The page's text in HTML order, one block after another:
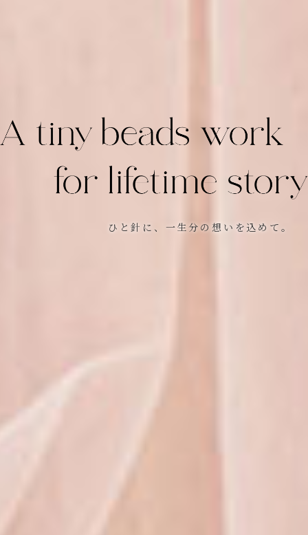
ひと針に、一生分の想いを込めて。